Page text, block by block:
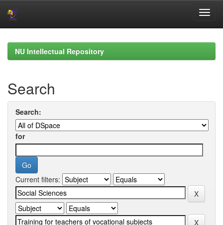
navigationNU Intellectual Repository
Search
Search:
for
Current filters: